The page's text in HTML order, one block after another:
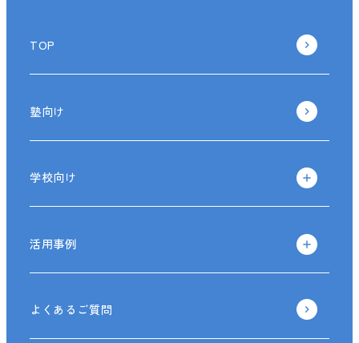
TOP
塾向け
学校向け
活用事例
よくあるご質問